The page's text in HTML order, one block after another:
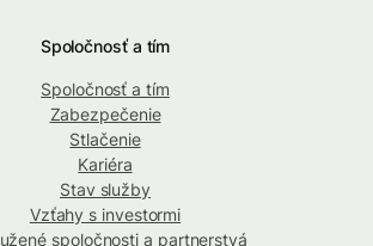
Spoločnosť a tím
Spoločnosť a tím
Zabezpečenie
Stlačenie
Kariéra
Stav služby
Vzťahy s investormi
spoločnosti a partnerstvá